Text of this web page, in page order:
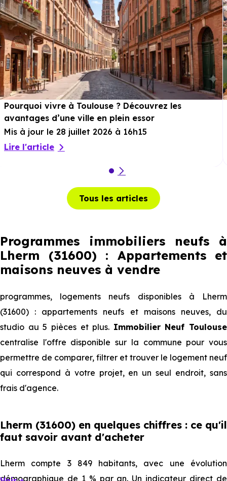
Pourquoi vivre à Toulouse ? Découvrez les
avantages d’une ville en plein essor
Mis à jour le 28 juillet 2026 à 16h15
Lire l'article
Tous les articles
Programmes immobiliers neufs à
Lherm (31600) : Appartements et
maisons neuves à vendre
programmes, logements neufs disponibles à Lherm
(31600) : appartements neufs et maisons neuves, du
studio au 5 pièces et plus. Immobilier Neuf Toulouse
centralise l'offre disponible sur la commune pour vous
permettre de comparer, filtrer et trouver le logement neuf
qui correspond à votre projet, en un seul endroit, sans
frais d'agence.
Lherm (31600) en quelques chiffres : ce qu'il
faut savoir avant d'acheter
Lherm compte 3 849 habitants, avec une évolution
démographique de 1 % par an. Un indicateur direct de